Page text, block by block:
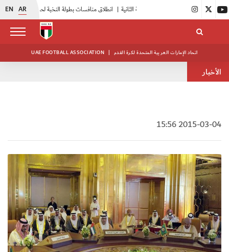
EN AR أبيض الشباب يواصل تدريباته في معسكره بأبوظبي انطلاق منافسات بطولة النخبة لحرس الرئاسة | بدء فعاليات معسكر حكام المجموعة الثانية |
UAE FOOTBALL ASSOCIATION | اتحاد الإمارات العربية المتحدة لكرة القدم
الأخبار
2015-03-04 15:56